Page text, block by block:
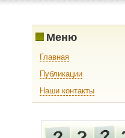
Меню
Главная
Публикации
Наши контакты